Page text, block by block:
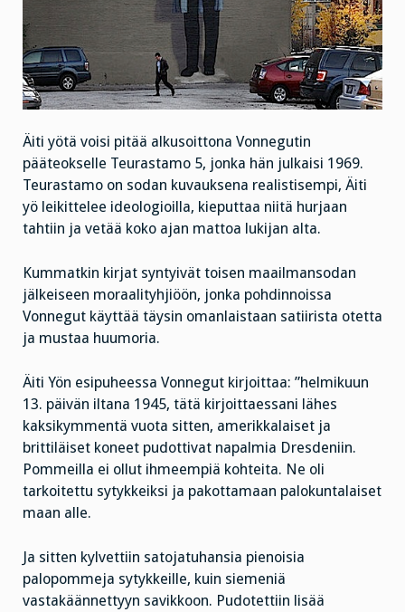
Äiti yötä voisi pitää alkusoittona Vonnegutin
pääteokselle Teurastamo 5, jonka hän julkaisi 1969.
Teurastamo on sodan kuvauksena realistisempi, Äiti
yö leikittelee ideologioilla, kieputtaa niitä hurjaan
tahtiin ja vetää koko ajan mattoa lukijan alta.
Kummatkin kirjat syntyivät toisen maailmansodan
jälkeiseen moraalityhjiöön, jonka pohdinnoissa
Vonnegut käyttää täysin omanlaistaan satiirista otetta
ja mustaa huumoria.
Äiti Yön esipuheessa Vonnegut kirjoittaa: ”helmikuun
13. päivän iltana 1945, tätä kirjoittaessani lähes
kaksikymmentä vuota sitten, amerikkalaiset ja
brittiläiset koneet pudottivat napalmia Dresdeniin.
Pommeilla ei ollut ihmeempiä kohteita. Ne oli
tarkoitettu sytykkeiksi ja pakottamaan palokuntalaiset
maan alle.
Ja sitten kylvettiin satojatuhansia pienoisia
palopommeja sytykkeille, kuin siemeniä
vastakäännettyyn savikkoon. Pudotettiin lisää